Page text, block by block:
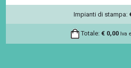
Impianti di stampa:
Totale: € 0,00 Iva